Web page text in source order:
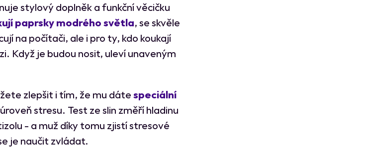
stylový doplněk a funkční věcičku
paprsky modrého světla, se skvěle
na počítači, ale i pro ty, kdo koukají
Když je budou nosit, uleví unaveným
zlepšit i tím, že mu dátespeciální
stresu. Test ze slin změří hladinu
- a muž díky tomu zjistí stresové
je naučit zvládat.